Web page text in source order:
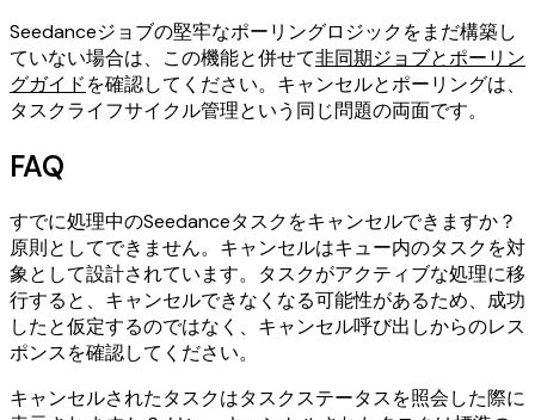
Seedanceジョブの堅牢なポーリングロジックをまだ構築し
ていない場合は、この機能と併せて非同期ジョブとポーリン
グガイドを確認してください。キャンセルとポーリングは、
タスクライフサイクル管理という同じ問題の両面です。
FAQ
すでに処理中のSeedanceタスクをキャンセルできますか？
原則としてできません。キャンセルはキュー内のタスクを対
象として設計されています。タスクがアクティブな処理に移
行すると、キャンセルできなくなる可能性があるため、成功
したと仮定するのではなく、キャンセル呼び出しからのレス
ポンスを確認してください。
キャンセルされたタスクはタスクステータスを照会した際に